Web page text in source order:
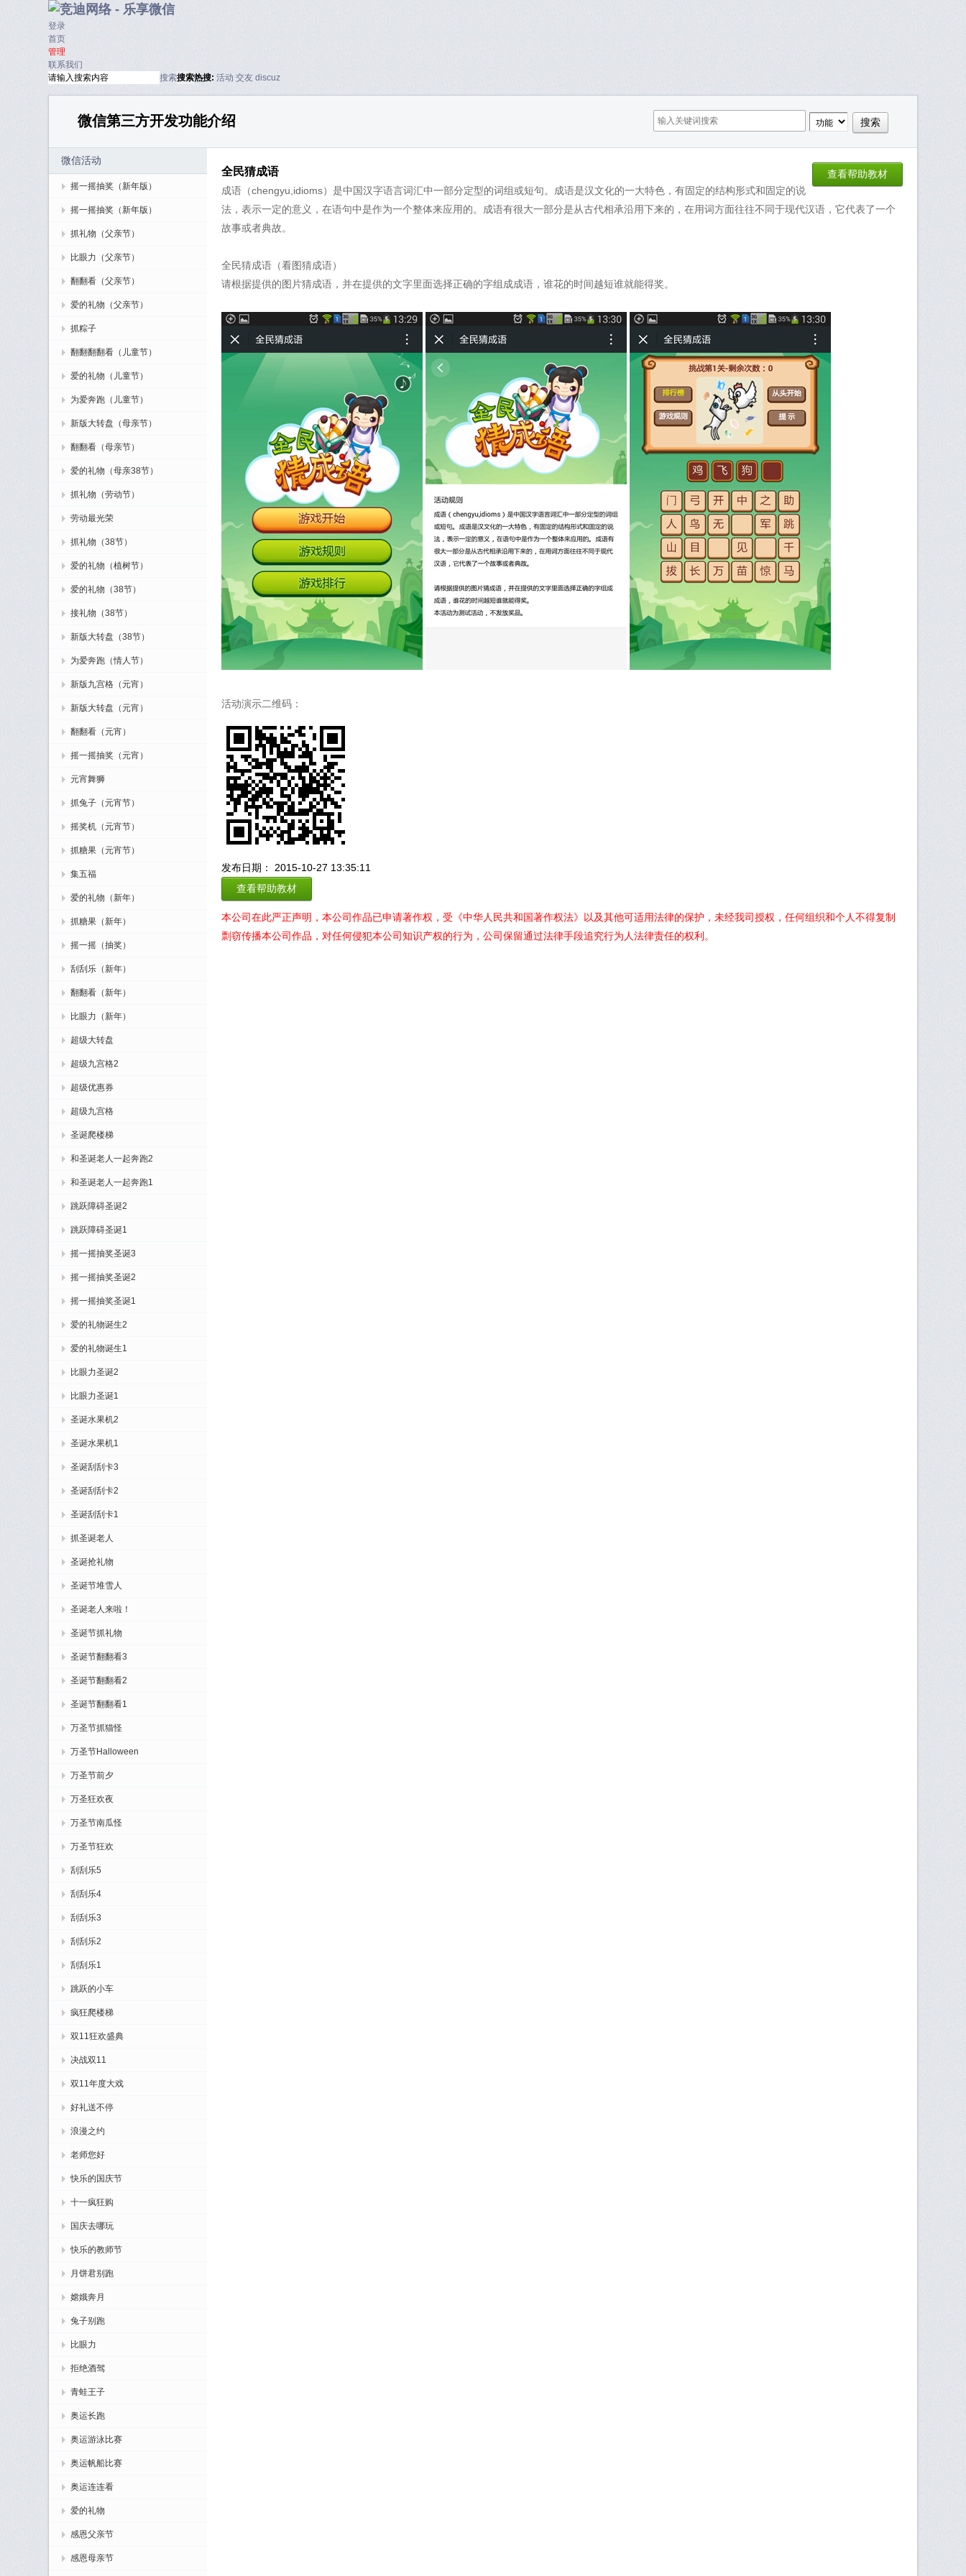
登录
首页
管理
联系我们
搜索搜索热搜: 活动 交友 discuz
微信第三方开发功能介绍
微信活动
摇一摇抽奖（新年版）
摇一摇抽奖（新年版）
抓礼物（父亲节）
比眼力（父亲节）
翻翻看（父亲节）
爱的礼物（父亲节）
抓粽子
翻翻翻翻看（儿童节）
爱的礼物（儿童节）
为爱奔跑（儿童节）
新版大转盘（母亲节）
翻翻看（母亲节）
爱的礼物（母亲38节）
抓礼物（劳动节）
劳动最光荣
抓礼物（38节）
爱的礼物（植树节）
爱的礼物（38节）
接礼物（38节）
新版大转盘（38节）
为爱奔跑（情人节）
新版九宫格（元宵）
新版大转盘（元宵）
翻翻看（元宵）
摇一摇抽奖（元宵）
元宵舞狮
抓兔子（元宵节）
摇奖机（元宵节）
抓糖果（元宵节）
集五福
爱的礼物（新年）
抓糖果（新年）
摇一摇（抽奖）
刮刮乐（新年）
翻翻看（新年）
比眼力（新年）
超级大转盘
超级九宫格2
超级优惠券
超级九宫格
圣诞爬楼梯
和圣诞老人一起奔跑2
和圣诞老人一起奔跑1
跳跃障碍圣诞2
跳跃障碍圣诞1
摇一摇抽奖圣诞3
摇一摇抽奖圣诞2
摇一摇抽奖圣诞1
爱的礼物诞生2
爱的礼物诞生1
比眼力圣诞2
比眼力圣诞1
圣诞水果机2
圣诞水果机1
圣诞刮刮卡3
圣诞刮刮卡2
圣诞刮刮卡1
抓圣诞老人
圣诞抢礼物
圣诞节堆雪人
圣诞老人来啦！
圣诞节抓礼物
圣诞节翻翻看3
圣诞节翻翻看2
圣诞节翻翻看1
万圣节抓猫怪
万圣节Halloween
万圣节前夕
万圣狂欢夜
万圣节南瓜怪
万圣节狂欢
刮刮乐5
刮刮乐4
刮刮乐3
刮刮乐2
刮刮乐1
跳跃的小车
疯狂爬楼梯
双11狂欢盛典
决战双11
双11年度大戏
好礼送不停
浪漫之约
老师您好
快乐的国庆节
十一疯狂购
国庆去哪玩
快乐的教师节
月饼君别跑
嫦娥奔月
兔子别跑
比眼力
拒绝酒驾
青蛙王子
奥运长跑
奥运游泳比赛
奥运帆船比赛
奥运连连看
爱的礼物
感恩父亲节
感恩母亲节
查看帮助教材
全民猜成语
成语（chengyu,idioms）是中国汉字语言词汇中一部分定型的词组或短句。成语是汉文化的一大特色，有固定的结构形式和固定的说
法，表示一定的意义，在语句中是作为一个整体来应用的。成语有很大一部分是从古代相承沿用下来的，在用词方面往往不同于现代汉语，它代表了一个
故事或者典故。
全民猜成语（看图猜成语）
请根据提供的图片猜成语，并在提供的文字里面选择正确的字组成成语，谁花的时间越短谁就能得奖。
活动演示二维码：
发布日期： 2015-10-27 13:35:11
查看帮助教材
本公司在此严正声明，本公司作品已申请著作权，受《中华人民共和国著作权法》以及其他可适用法律的保护，未经我司授权，任何组织和个人不得复制
剽窃传播本公司作品，对任何侵犯本公司知识产权的行为，公司保留通过法律手段追究行为人法律责任的权利。